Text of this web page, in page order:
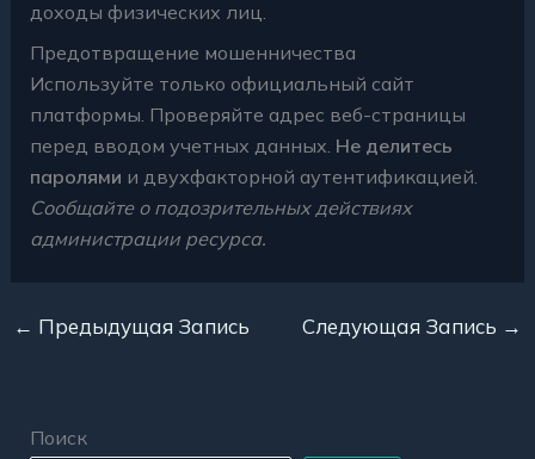
доходы физических лиц.
Предотвращение мошенничества
Используйте только официальный сайт
платформы. Проверяйте адрес веб-страницы
перед вводом учетных данных. Не делитесь
паролями и двухфакторной аутентификацией.
Сообщайте о подозрительных действиях
администрации ресурса.
← Предыдущая Запись Следующая Запись →
Поиск